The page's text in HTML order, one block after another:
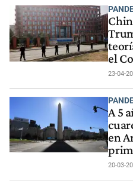
el
23-04-
A 5
en
20-03-